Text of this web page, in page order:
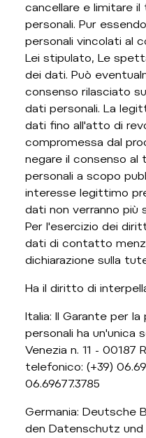
cancellare e limitare
personali. Pur
personali vincolati al
Lei stipulato, Le
dei dati. Può
consenso rilasciato
dati personali. La
dati fino all'atto di
compromessa dal
negare il consenso
personali a scopo
interesse legittimo
dati non verranno
Per l'esercizio dei
dati di contatto
dichiarazione sulla
Ha il diritto di
Italia: Il Garante per
personali ha un'unica
Venezia n. 11 - 00187
telefonico: (+39)
06.69677.3785
Germania: Deutsche
den Datenschutz